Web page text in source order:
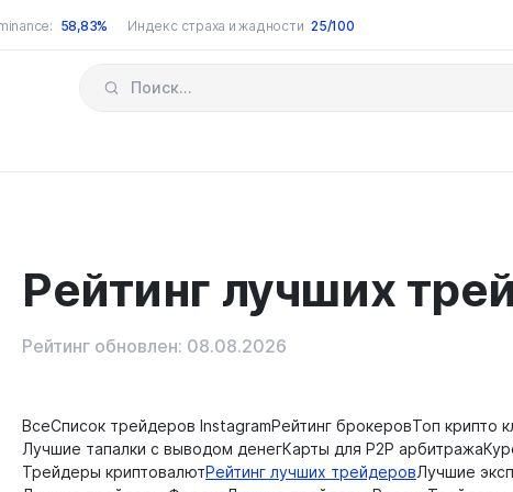
58,83% Индекс страха и жадности 25/100
Рейтинг лучших
Рейтинг обновлен: 08.08.2026
ВсеСписок трейдеров InstagramРейтинг брокеровТоп крипто
Лучшие тапалки с выводом денегКарты для P2P арбитража
Трейдеры криптовалютРейтинг лучших трейдеровЛучшие